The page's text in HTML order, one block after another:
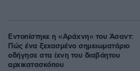
Εντοπίστηκε η «Αράχνη» του Άσαντ:
Πώς ένα ξεχασμένο σημειωματάριο
οδήγησε στα ίχνη του διαβόητου
αρχικατασκόπου